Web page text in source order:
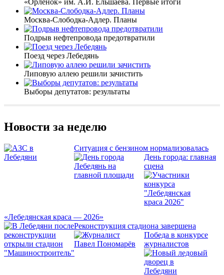
«Орлёнок» им. А.И. Ельшаева. Первые итоги
Москва-Слободка-Адлер. Планы
Подрыв нефтепровода предотвратили
Поезд через Лебедянь
Липовую аллею решили зачистить
Выборы депутатов: результаты
Новости за неделю
Ситуация с бензином нормализовалась
День города: главная
сцена
«Лебедянская краса — 2026»
Реконструкция стадиона завершена
Победа в конкурсе
журналистов